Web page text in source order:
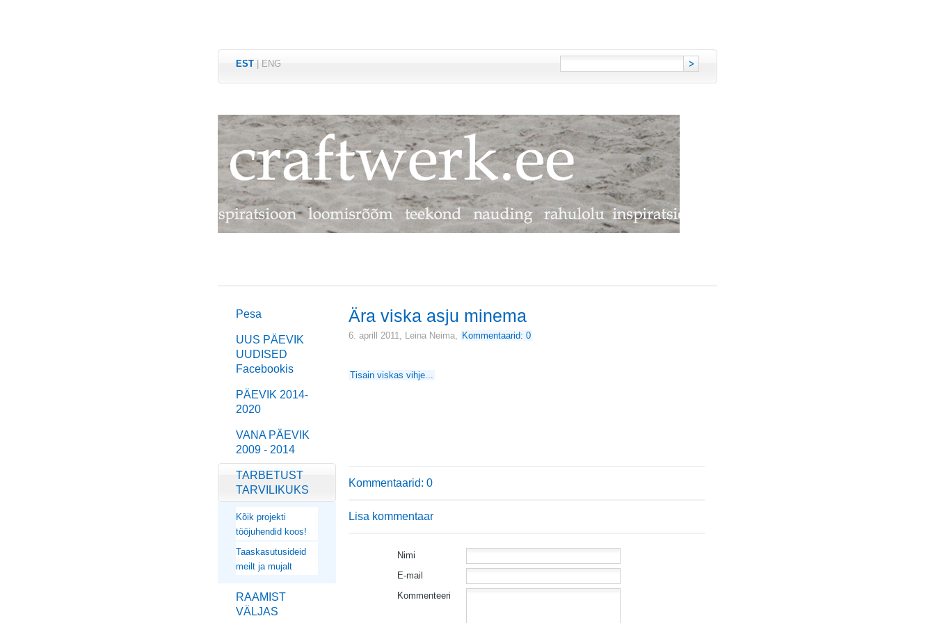
EST ENG
Pesa
UUS PÄEVIK
UUDISED
Facebookis
PÄEVIK 2014-
2020
VANA PÄEVIK
2009 - 2014
TARBETUST
TARVILIKUKS
Kõik projekti
tööjuhendid koos!
Taaskasutusideid
meilt ja mujalt
RAAMIST
VÄLJAS
Ära viska asju minema
6. aprill 2011, Leina Neima, Kommentaarid: 0
Tisain viskas vihje...
Kommentaarid: 0
Lisa kommentaar
Nimi
E-mail
Kommenteeri